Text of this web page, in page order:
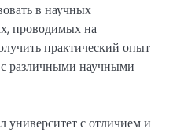
в научных
проводимых на
практический опыт
различными научными
с отличием и